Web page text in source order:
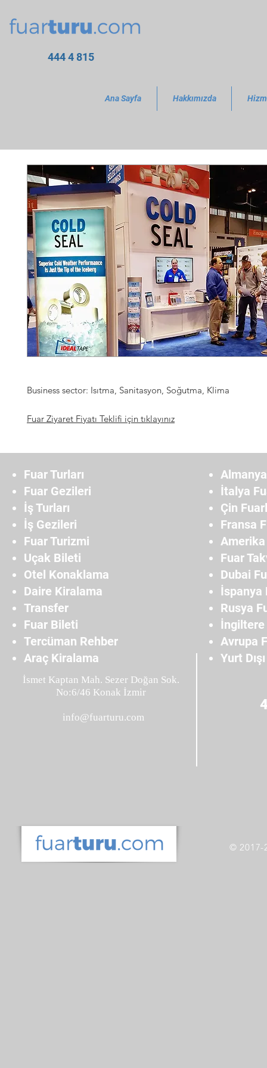
444 4 815
Ana Sayfa Hakkımızda
Business sector: Isıtma, Sanitasyon, Soğutma, Klima
Fuar Ziyaret Fiyatı Teklifi için tıklayınız
Fuar Turları
Fuar Gezileri
İş Turları
İş Gezileri
Fuar Turizmi
Uçak Bileti
Otel Konaklama
Daire Kiralama
Transfer
Fuar Bileti
Tercüman Rehber
Araç Kiralama
İtalya
Çin
Fransa
Amerika
Fuar
Dubai
İspanya
Rusya
İngiltere
Avrupa
Yurt
İsmet Kaptan Mah. Sezer Doğan Sok.
No:6/46 Konak İzmir
info@fuarturu.com
© 2017-